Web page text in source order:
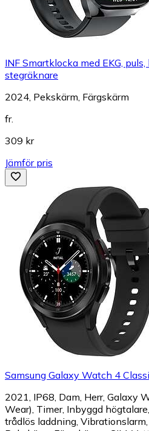
INF Smartklocka med EKG,
stegräknare
2024, Pekskärm, Färgskärm
fr.
309 kr
Jämför pris
Samsung Galaxy Watch 4
2021, IP68, Dam, Herr, Galaxy
Wear), Timer, Inbyggd
trådlös laddning,